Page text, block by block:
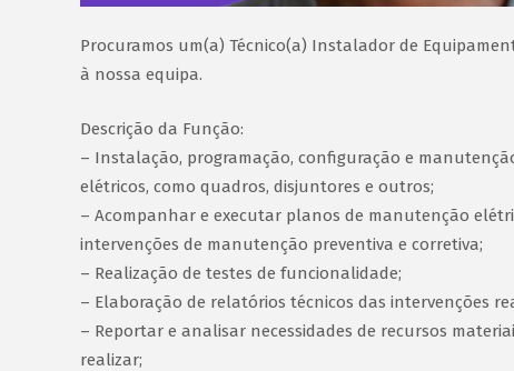
Procuramos um(a) Técnico(a) Instalador de
à nossa equipa.
Descrição da Função:
– Instalação, programação, configuração e
elétricos, como quadros, disjuntores e outros;
– Acompanhar e executar planos de manutenção
intervenções de manutenção preventiva e corretiva;
– Realização de testes de funcionalidade;
– Elaboração de relatórios técnicos das intervenções
– Reportar e analisar necessidades de recursos
realizar;